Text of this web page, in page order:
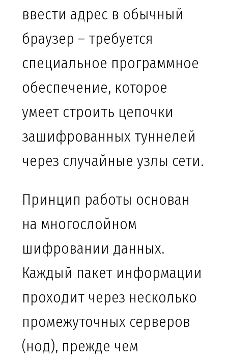
ввести адрес в обычный
браузер – требуется
специальное программное
обеспечение, которое
умеет строить цепочки
зашифрованных туннелей
через случайные узлы сети.
Принцип работы основан
на многослойном
шифровании данных.
Каждый пакет информации
проходит через несколько
промежуточных серверов
(нод), прежде чем